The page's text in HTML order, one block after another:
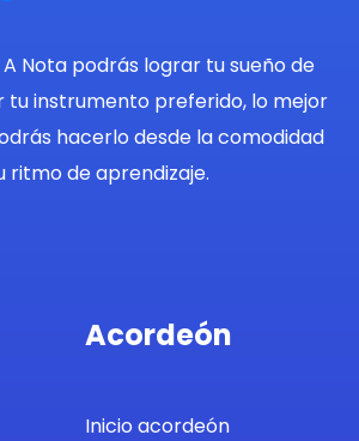
Nota podrás lograr tu sueño de
instrumento preferido, lo mejor
hacerlo desde la comodidad
ritmo de aprendizaje.
Acordeón
Inicio acordeón